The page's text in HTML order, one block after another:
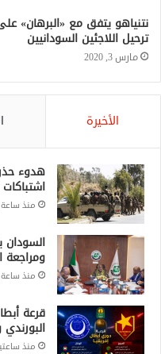
الأخيرة
هدوء
منذ
السودان
ومراجعة
منذ
قرعة
منذ